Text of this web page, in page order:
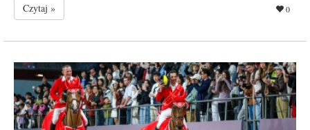
Czytaj »
0